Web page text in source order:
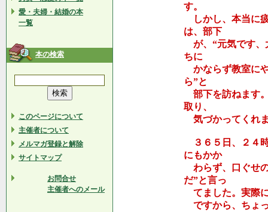
愛・夫婦・結婚の本
一覧
本の検索
このページについて
主催者について
メルマガ登録と解除
サイトマップ
お問合せ
主催者へのメール
す。
しかし、本当に
は、部下
が、“元気です、
ちに
かならず教室に
ら”と
部下を訪ねます
取り、
気づかってくれ
３６５日、２４
にもかか
わらず、口ぐせ
だ”と言っ
てました。実際
ですから、ちょ